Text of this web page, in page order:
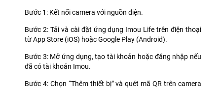
Bước 1: Kết nối camera với nguồn điện.
Bước 2: Tải và cài đặt ứng dụng Imou Life trên điện thoại
từ App Store (iOS) hoặc Google Play (Android).
Bước 3: Mở ứng dụng, tạo tài khoản hoặc đăng nhập nếu
đã có tài khoản Imou.
Bước 4: Chọn “Thêm thiết bị” và quét mã QR trên camera